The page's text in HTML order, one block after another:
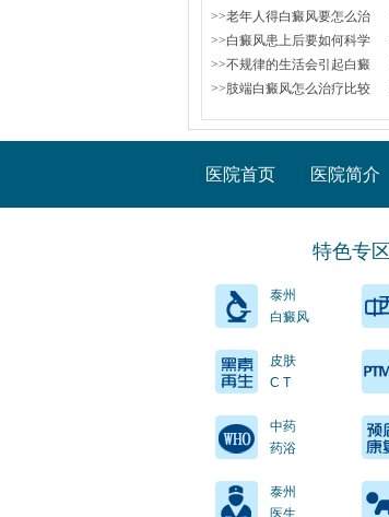
>>老年人得白癜风要怎么治
>>白癜风患上后要如何科学
>>不规律的生活会引起白癜
>>肢端白癜风怎么治疗比较
医院首页 医院简介
特色专区
泰州
白癜风
皮肤
C T
中药
药浴
泰州